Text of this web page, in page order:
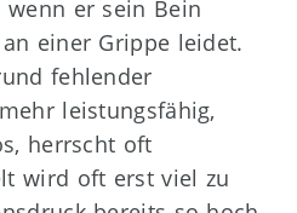
wenn er sein Bein
einer Grippe leidet.
fehlender
leistungsfähig,
herrscht oft
wird oft erst viel zu